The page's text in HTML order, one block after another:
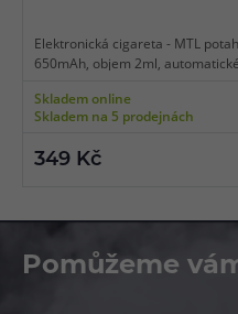
Elektronická cigareta - MTL
650mAh, objem 2ml,
inteligentní detekce odporu, mesh
kapesní konstrukce, hliníkové tělo.
Skladem online
Skladem na 5 prodejnách
349 Kč
Pomůžeme